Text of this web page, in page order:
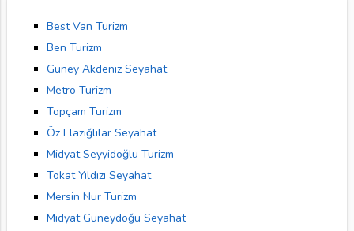
Best Van Turizm
Ben Turizm
Güney Akdeniz Seyahat
Metro Turizm
Topçam Turizm
Öz Elazığlılar Seyahat
Midyat Seyyidoğlu Turizm
Tokat Yıldızı Seyahat
Mersin Nur Turizm
Midyat Güneydoğu Seyahat